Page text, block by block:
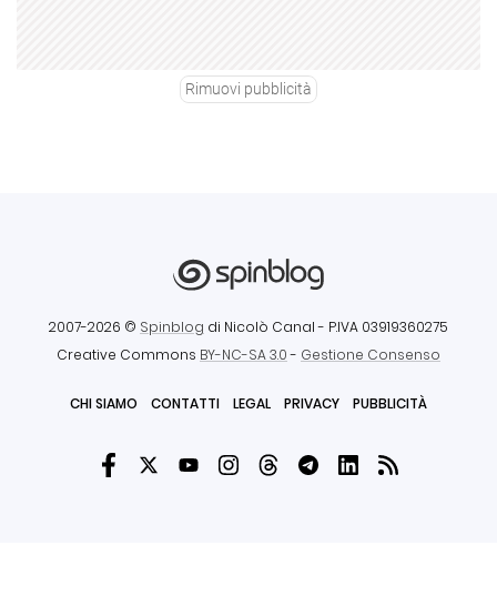
Rimuovi pubblicità
2007-2026 © Spinblog di Nicolò Canal - P.IVA 03919360275
Creative Commons BY-NC-SA 3.0- Gestione Consenso
CHI SIAMO CONTATTI LEGAL PRIVACY PUBBLICITÀ